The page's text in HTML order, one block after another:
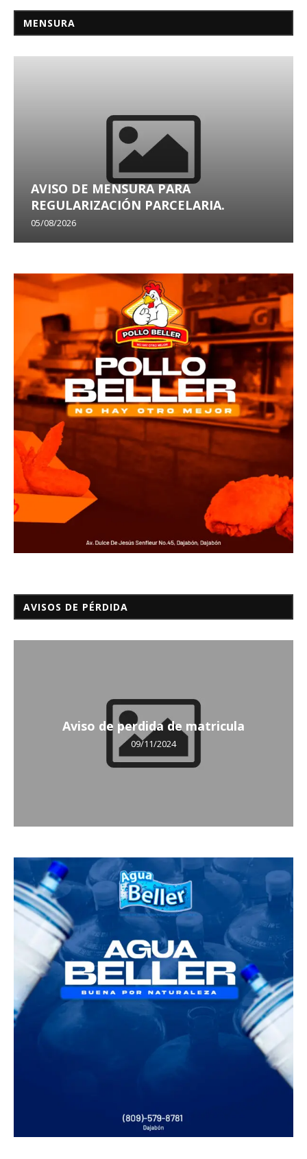
MENSURA
AVISO DE MENSURA PARA
REGULARIZACIÓN PARCELARIA.
05/08/2026
AVISOS DE PÉRDIDA
Aviso de perdida de matricula
09/11/2024